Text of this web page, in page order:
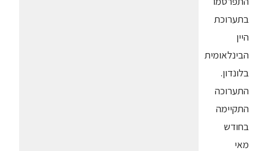
בתערוכת
היין
הבינלאומית
בלונדון.
התערוכה
התקיימה
בחודש
מאי